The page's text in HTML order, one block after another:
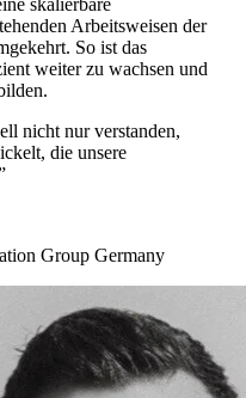
Arbeitsweisen der
So ist das
weiter zu wachsen und
nicht nur verstanden,
die unsere
Group Germany